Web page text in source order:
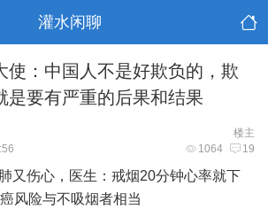
灌水闲聊
使：中国人不是好欺负的，欺
是要有严重的后果和结果
楼主
1064 19
又伤心，医生：戒烟20分钟心率就下
风险与不吸烟者相当